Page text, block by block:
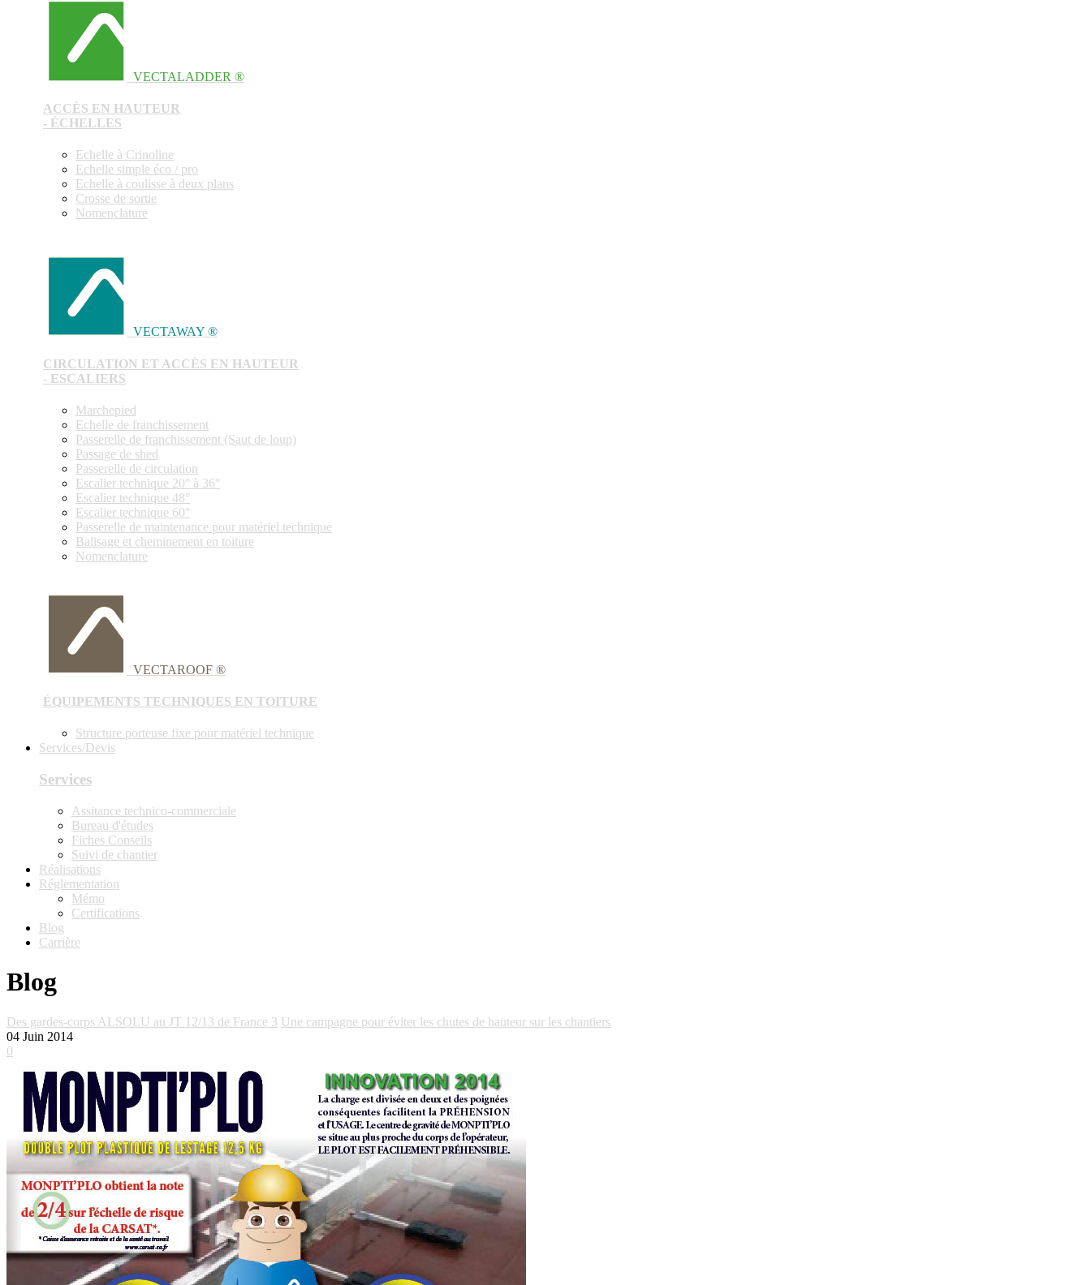
VECTALADDER ®
ACCÈS EN HAUTEUR
- ÉCHELLES
Echelle à Crinoline
Echelle simple éco / pro
Echelle à coulisse à deux plans
Crosse de sortie
Nomenclature
VECTAWAY ®
CIRCULATION ET ACCÈS EN HAUTEUR
- ESCALIERS
Marchepied
Echelle de franchissement
Passerelle de franchissement (Saut de loup)
Passage de shed
Passerelle de circulation
Escalier technique 20° à 36°
Escalier technique 48°
Escalier technique 60°
Passerelle de maintenance pour matériel technique
Balisage et cheminement en toiture
Nomenclature
VECTAROOF ®
ÉQUIPEMENTS TECHNIQUES EN TOITURE
Structure porteuse fixe pour matériel technique
Services/Devis
Services
Assitance technico-commerciale
Bureau d'études
Fiches Conseils
Suivi de chantier
Réalisations
Réglementation
Mémo
Certifications
Blog
Carrière
Blog
Des gardes-corps ALSOLU au JT 12/13 de France 3 Une campagne pour éviter les chutes de hauteur sur les chantiers
04 Juin 2014
0